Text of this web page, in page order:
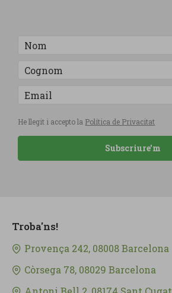
He llegit i accepto la Política de Privacitat
Subscriure'm
Troba'ns!
Provença 242, 08008 Barcelona
Còrsega 78, 08029 Barcelona